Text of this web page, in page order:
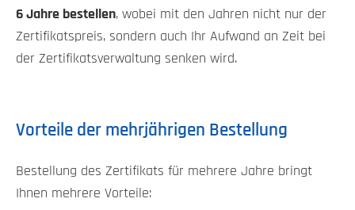
6 Jahre bestellen, wobei mit den Jahren nicht nur der
Zertifikatspreis, sondern auch Ihr Aufwand an Zeit bei
der Zertifikatsverwaltung senken wird.
Vorteile der mehrjährigen Bestellung
Bestellung des Zertifikats für mehrere Jahre bringt
Ihnen mehrere Vorteile: